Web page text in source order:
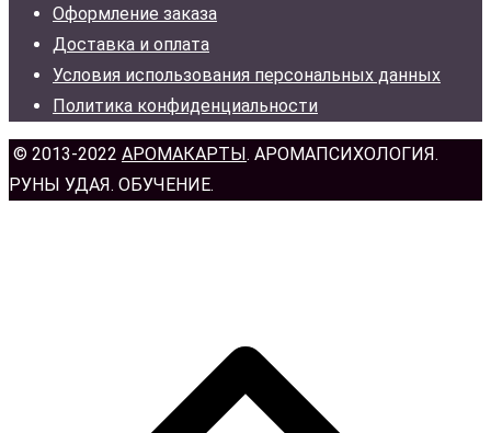
Оформление заказа
Доставка и оплата
Условия использования персональных данных
Политика конфиденциальности
© 2013-2022 АРОМАКАРТЫ . АРОМАПСИХОЛОГИЯ.
РУНЫ УДАЯ. ОБУЧЕНИЕ.